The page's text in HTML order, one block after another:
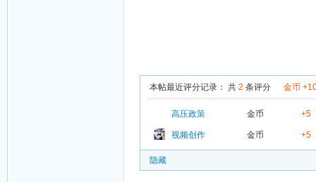
本帖最近评分记录： 共 2 条评分 金币
高压政策 金币 +5
视频创作 金币 +5
隐藏